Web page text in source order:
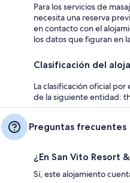
Para los servicios de
necesita una reserva
en contacto con el
los datos que figuran en
Clasificación del
La clasificación oficial
de la siguiente entidad:
Preguntas frecuentes
¿En San Vito Resort
Sí, este alojamiento